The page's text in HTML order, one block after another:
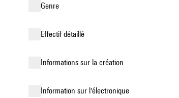
genre
effectif détaillé
informations sur la création
Information sur l'électronique